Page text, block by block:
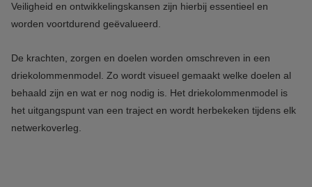
Veiligheid en ontwikkelingskansen zijn hierbij essentieel en
worden voortdurend geëvalueerd.
De krachten, zorgen en doelen worden omschreven in een
driekolommenmodel. Zo wordt visueel gemaakt welke doelen al
behaald zijn en wat er nog nodig is. Het driekolommenmodel is
het uitgangspunt van een traject en wordt herbekeken tijdens elk
netwerkoverleg.